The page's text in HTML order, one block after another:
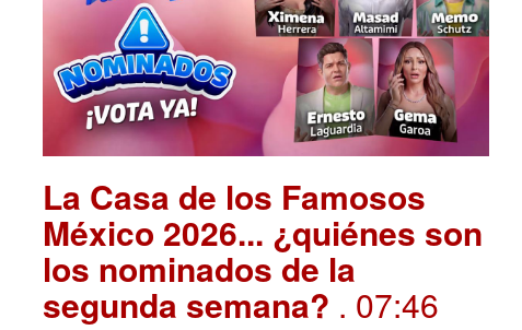
La Casa de los Famosos
México 2026... ¿quiénes son
los nominados de la
segunda semana? . 07:46